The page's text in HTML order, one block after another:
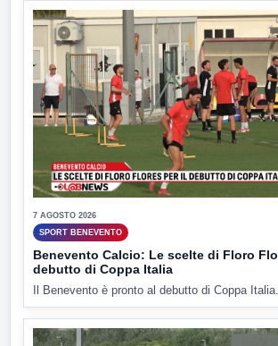
7 AGOSTO 2026
SPORT BENEVENTO
Benevento Calcio: Le scelte di Floro
debutto di Coppa Italia
Il Benevento è pronto al debutto di Coppa